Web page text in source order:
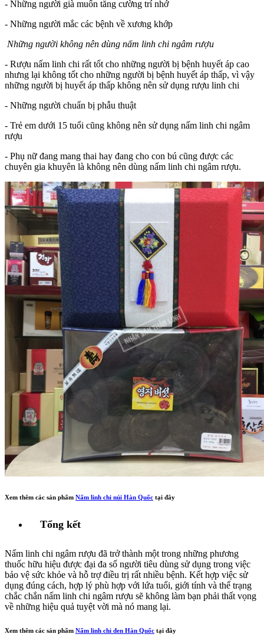
- Những người già muốn tăng cường trí nhớ
- Những người mắc các bệnh về xương khớp
Những người không nên dùng nấm linh chi ngâm rượu
- Rượu nấm linh chi rất tốt cho những người bị bệnh huyết áp cao
nhưng lại không tốt cho những người bị bệnh huyết áp thấp, vì vậy
những người bị huyết áp thấp không nên sử dụng rượu linh chi
- Những người chuẩn bị phẫu thuật
- Trẻ em dưới 15 tuổi cũng không nên sử dụng nấm linh chi ngâm
rượu
- Phụ nữ đang mang thai hay đang cho con bú cũng được các
chuyên gia khuyên là không nên dùng nấm linh chi ngâm rượu.
Xem thêm các sản phẩm Nấm linh chi núi Hàn Quốc tại đây
Tổng kết
Nấm linh chi ngâm rượu đã trở thành một trong những phương
thuốc hữu hiệu được đại đa số người tiêu dùng sử dụng trong việc
bảo vệ sức khỏe và hỗ trợ điều trị rất nhiều bệnh. Kết hợp việc sử
dụng đúng cách, hợp lý phù hợp với lứa tuổi, giới tính và thể trạng
chắc chắn nấm linh chi ngâm rượu sẽ không làm bạn phải thất vọng
về những hiệu quả tuyệt vời mà nó mang lại.
Xem thêm các sản phẩm Nấm linh chi đen Hàn Quốc tại đây